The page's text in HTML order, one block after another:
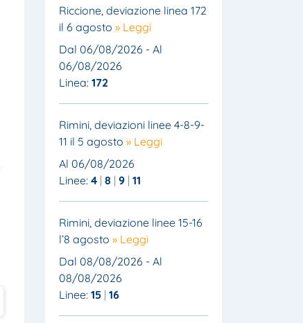
Riccione, deviazione linea 172
il 6 agosto » Leggi
Dal 06/08/2026 - Al
06/08/2026
Linea: 172
Rimini, deviazioni linee 4-8-9-
11 il 5 agosto » Leggi
Al 06/08/2026
Linee: 4 8 9 11
Rimini, deviazione linee 15-16
l’8 agosto » Leggi
Dal 08/08/2026 - Al
08/08/2026
Linee: 15 16